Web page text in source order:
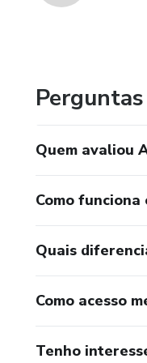
Quem avaliou
Como funciona
Quais
Como acesso
Tenho